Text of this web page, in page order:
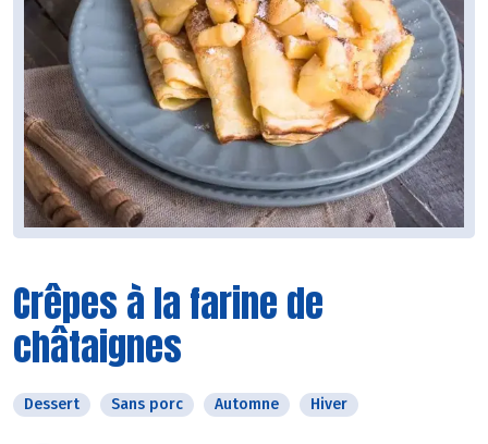
Crêpes à la farine de
châtaignes
Dessert Sans porc Automne Hiver